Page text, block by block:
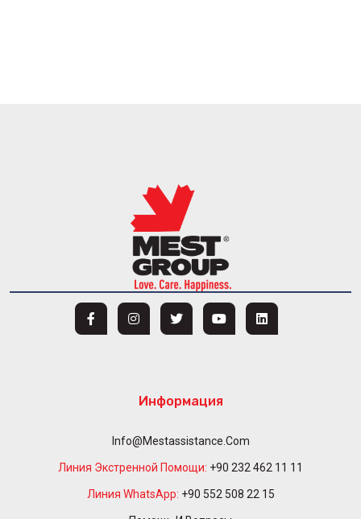
Информация
Info@mestassistance.com
Линия Экстренной Помощи: +90 232 462 11 11
Линия WhatsApp: +90 552 508 22 15